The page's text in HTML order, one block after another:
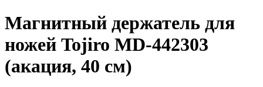
Магнитный держатель для
ножей Tojiro MD-442303
(акация, 40 см)